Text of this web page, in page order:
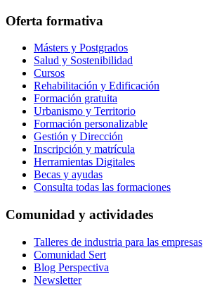
Oferta formativa
Másters y Postgrados
Salud y Sostenibilidad
Cursos
Rehabilitación y Edificación
Formación gratuita
Urbanismo y Territorio
Formación personalizable
Gestión y Dirección
Inscripción y matrícula
Herramientas Digitales
Becas y ayudas
Consulta todas las formaciones
Comunidad y actividades
Talleres de industria para las empresas
Comunidad Sert
Blog Perspectiva
Newsletter